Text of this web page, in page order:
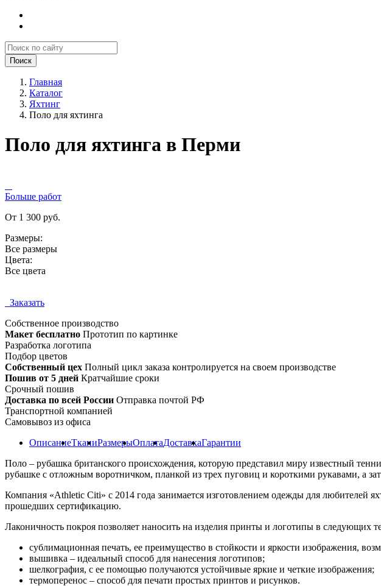
Поиск
Главная
Каталог
Яхтинг
Поло для яхтинга
Поло для яхтинга в Перми
Больше работ
От 1 300 руб.
Размеры:
Все размеры
Цвета:
Все цвета
Заказать
Собственное производство
Макет бесплатно Прототип по картинке
Разработка логотипа
Подбор цветов
Собственный цех Полный цикл заказа контролируется на своем производстве
Пошив от 5 дней Кратчайшие сроки
Срочный пошив
Доставка по всей России Отправка почтой РФ
Транспортной компанией
Самовывоз из офиса
ОписаниеТканиРазмерыОплатаДоставкаГарантии
Поло – рубашка британского происхождения, которую представил миру известный
рубашке с отложным воротничком, планкой из трех пуговиц и короткими рукавами, а
Компания «Athletic Citi» с 2014 года занимается изготовлением одежды для любителей
прошедших сертификацию.
Лаконичность покроя позволяет наносить на изделия принты и логотипы в следующих
сублимационная печать, ее преимущество в стойкости и яркости изображения,
вышивка – идеальный способ для нанесения логотипов;
шелкография, с ее помощью получаются устойчивые яркие и четкие изображения;
термоперенос – способ для печати простых принтов и рисунков.